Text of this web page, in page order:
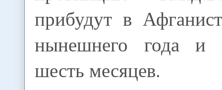
прибудут в
нынешнего года и
шесть месяцев.